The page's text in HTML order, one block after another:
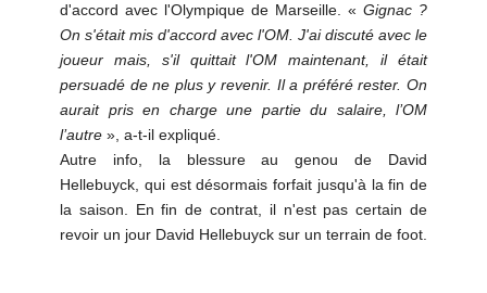
d'accord avec l'Olympique de Marseille. « Gignac ?
On s'était mis d'accord avec l'OM. J'ai discuté avec le
joueur mais, s'il quittait l'OM maintenant, il était
persuadé de ne plus y revenir. Il a préféré rester. On
aurait pris en charge une partie du salaire, l’OM
l’autre », a-t-il expliqué.
Autre info, la blessure au genou de David
Hellebuyck, qui est désormais forfait jusqu'à la fin de
la saison. En fin de contrat, il n'est pas certain de
revoir un jour David Hellebuyck sur un terrain de foot.